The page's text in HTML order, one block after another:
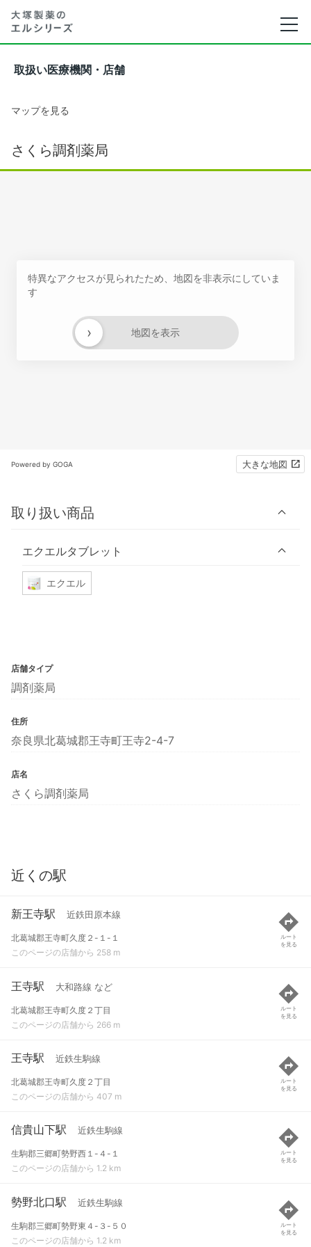
取扱い医療機関・店舗
マップを見る
さくら調剤薬局
特異なアクセスが見られたため、地図を非表示にしていま
す
地図を表示
›
Powered by GOGA 大きな地図
取り扱い商品
エクエルタブレット
エクエル
店舗タイプ
調剤薬局
住所
奈良県北葛城郡王寺町王寺2-4-7
店名
さくら調剤薬局
近くの駅
新王寺駅 近鉄田原本線
北葛城郡王寺町久度２-１-１
このページの店舗から 258 m
ルート
を見る
王寺駅 大和路線 など
北葛城郡王寺町久度２丁目
このページの店舗から 266 m
ルート
を見る
王寺駅 近鉄生駒線
北葛城郡王寺町久度２丁目
このページの店舗から 407 m
ルート
を見る
信貴山下駅 近鉄生駒線
生駒郡三郷町勢野西１-４-１
このページの店舗から 1.2 km
ルート
を見る
勢野北口駅 近鉄生駒線
生駒郡三郷町勢野東４-３-５０
このページの店舗から 1.2 km
ルート
を見る